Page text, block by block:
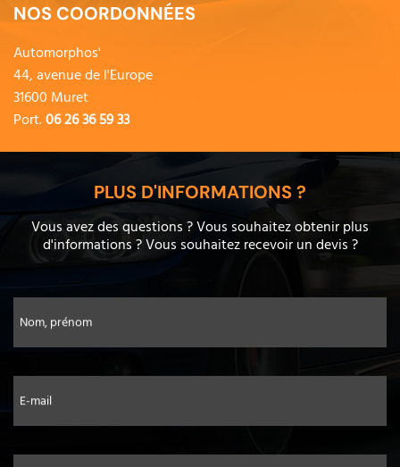
NOS COORDONNÉES
Automorphos'
44, avenue de l'Europe
31600 Muret
Port.06 26 36 59 33
PLUS D'INFORMATIONS ?
Vous avez des questions ? Vous souhaitez obtenir plus
d'informations ? Vous souhaitez recevoir un devis ?
Nom, prénom
E-mail